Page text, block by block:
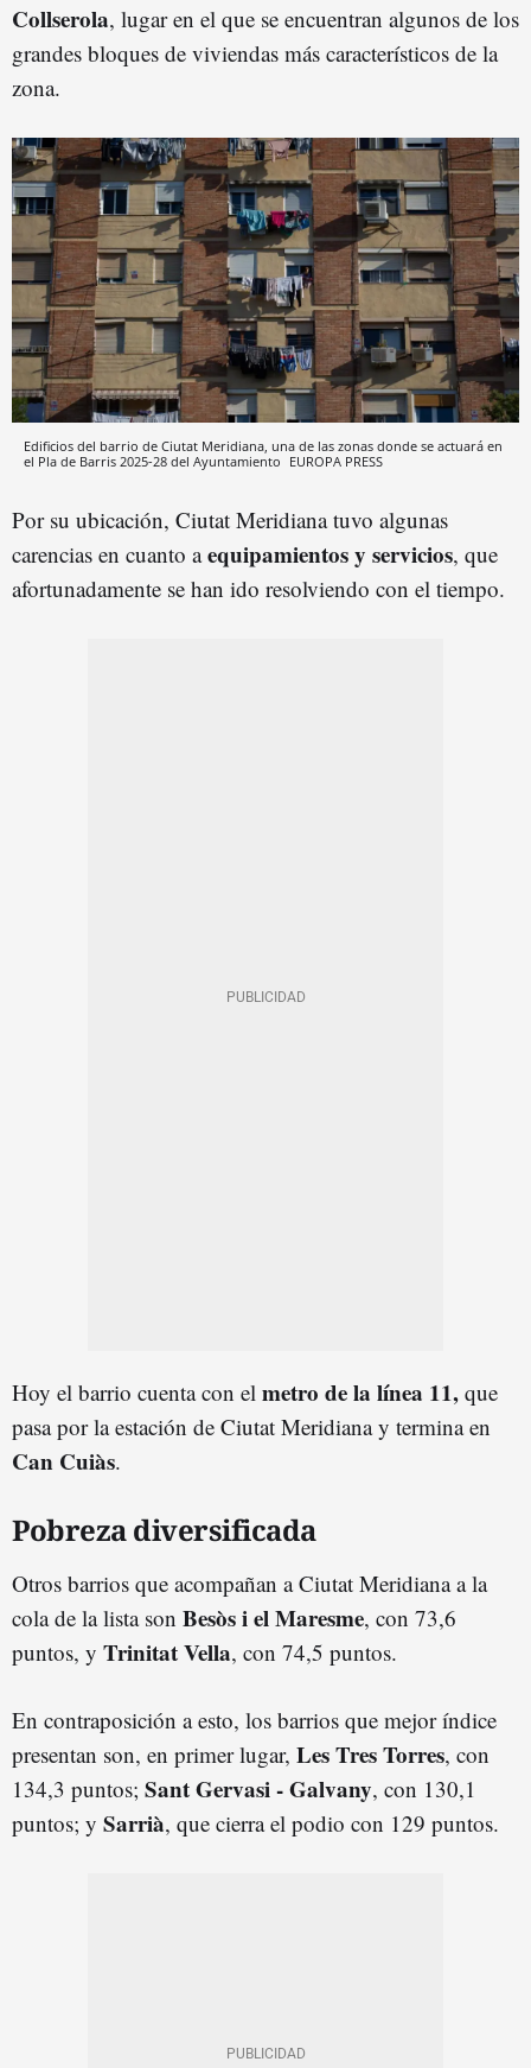
Collserola, lugar en el que se encuentran algunos de los
grandes bloques de viviendas más característicos de la
zona.
Edificios del barrio de Ciutat Meridiana, una de las zonas donde se actuará en
el Pla de Barris 2025-28 del Ayuntamiento EUROPA PRESS
Por su ubicación, Ciutat Meridiana tuvo algunas
carencias en cuanto a equipamientos y servicios, que
afortunadamente se han ido resolviendo con el tiempo.
Hoy el barrio cuenta con el metro de la línea 11, que
pasa por la estación de Ciutat Meridiana y termina en
Can Cuiàs.
Pobreza diversificada
Otros barrios que acompañan a Ciutat Meridiana a la
cola de la lista son Besòs i el Maresme, con 73,6
puntos, y TrinitatVella, con 74,5 puntos.
En contraposición a esto, los barrios que mejor índice
presentan son, en primer lugar, Les Tres Torres, con
134,3 puntos; Sant Gervasi - Galvany, con 130,1
puntos; y Sarrià, que cierra el podio con 129 puntos.